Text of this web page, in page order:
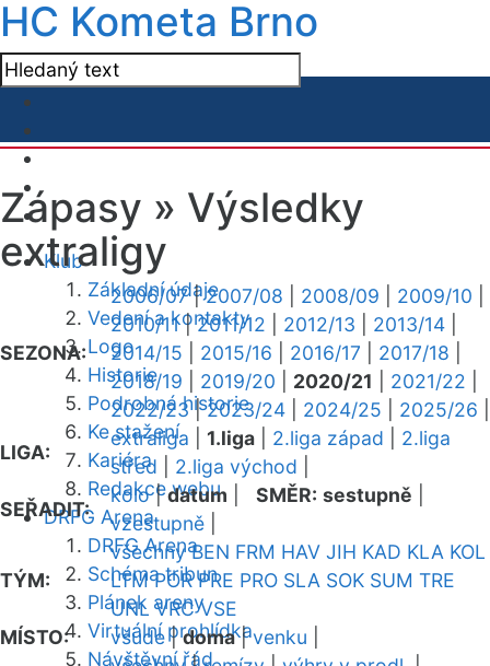
HC Kometa Brno
Klub
Základní údaje
Vedení a kontakty
Logo
Historie
Podrobná historie
Ke stažení
Kariéra
Redakce webu
DRFG Arena
DRFG Arena
Schéma tribun
Plánek areny
Virtuální prohlídka
Návštěvní řád
Zápasy » Výsledky
extraligy
SEZONA:
2006/07|2007/08 2008/09 2009/10
2010/11|2011/12 2012/13 2013/14
2014/15
2015/16 2016/17 2017/18
2018/19
2019/20 2020/21 2021/22
2022/23|2023/24 2024/25 2025/26
LIGA:
extraliga 1.liga 2.liga západ
2.liga
střed
2.liga východ
SEŘADIT:
kolo|datum SMĚR: sestupně
vzestupně
TÝM:
všechny BEN FRM HAV JIH KAD KLA KOL
LTM POR PRE PRO SLA SOK SUM TRE
UNL VRC VSE
MÍSTO:
všude|doma|venku